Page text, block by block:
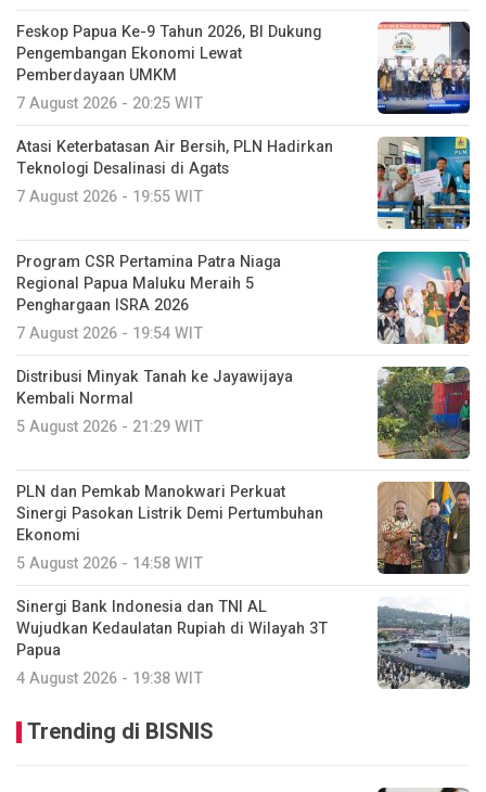
Feskop Papua Ke-9 Tahun 2026, BI Dukung
Pengembangan Ekonomi Lewat
Pemberdayaan UMKM
7 August 2026 - 20:25 WIT
Atasi Keterbatasan Air Bersih, PLN Hadirkan
Teknologi Desalinasi di Agats
7 August 2026 - 19:55 WIT
Program CSR Pertamina Patra Niaga
Regional Papua Maluku Meraih 5
Penghargaan ISRA 2026
7 August 2026 - 19:54 WIT
Distribusi Minyak Tanah ke Jayawijaya
Kembali Normal
5 August 2026 - 21:29 WIT
PLN dan Pemkab Manokwari Perkuat
Sinergi Pasokan Listrik Demi Pertumbuhan
Ekonomi
5 August 2026 - 14:58 WIT
Sinergi Bank Indonesia dan TNI AL
Wujudkan Kedaulatan Rupiah di Wilayah 3T
Papua
4 August 2026 - 19:38 WIT
Trending di BISNIS